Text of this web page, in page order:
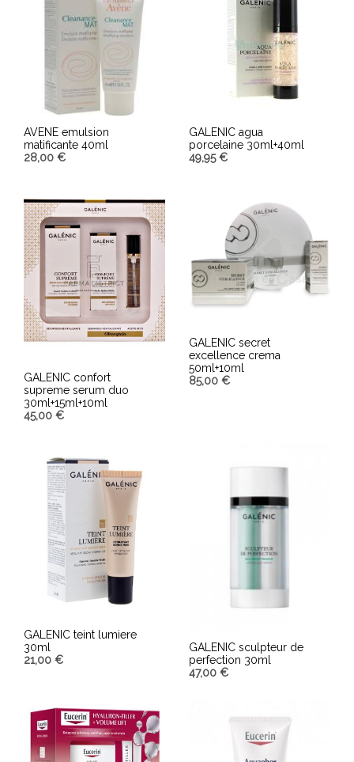
AVENE emulsion
matificante 40ml
28,00 €
GALENIC agua
porcelaine 30ml+40ml
49,95€
GALENIC confort
supreme serum duo
30ml+15ml+10ml
45,00 €
GALENIC secret
excellence crema
50ml+10ml
85,00 €
GALENIC teint lumiere
30ml
21,00 €
GALENIC sculpteur de
perfection 30ml
47,00 €